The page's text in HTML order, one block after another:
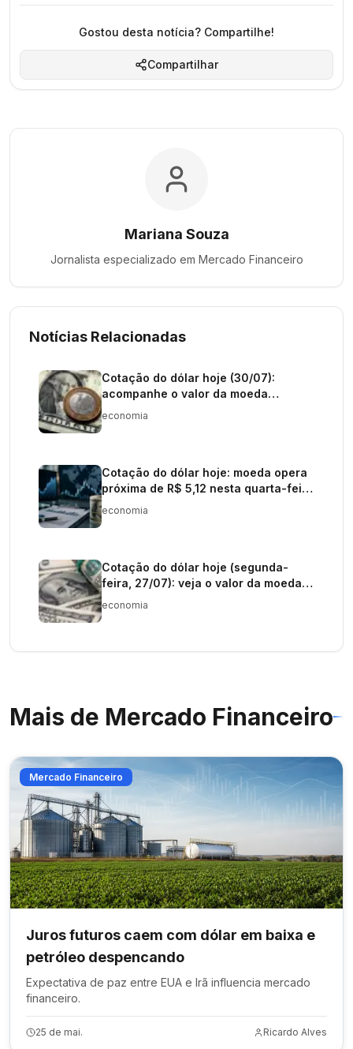
Gostou desta notícia? Compartilhe!
Compartilhar
Mariana Souza
Jornalista especializado em Mercado Financeiro
Notícias Relacionadas
Cotação do dólar hoje (30/07):
acompanhe o valor da moeda
americana
economia
Cotação do dólar hoje: moeda opera
próxima de R$ 5,12 nesta quarta-feira
economia
Cotação do dólar hoje (segunda-
feira, 27/07): veja o valor da moeda
americana
economia
Mais de Mercado Financeiro
Mercado Financeiro
Juros futuros caem com dólar em baixa e
petróleo despencando
Expectativa de paz entre EUA e Irã influencia mercado
financeiro.
25 de mai. Ricardo Alves